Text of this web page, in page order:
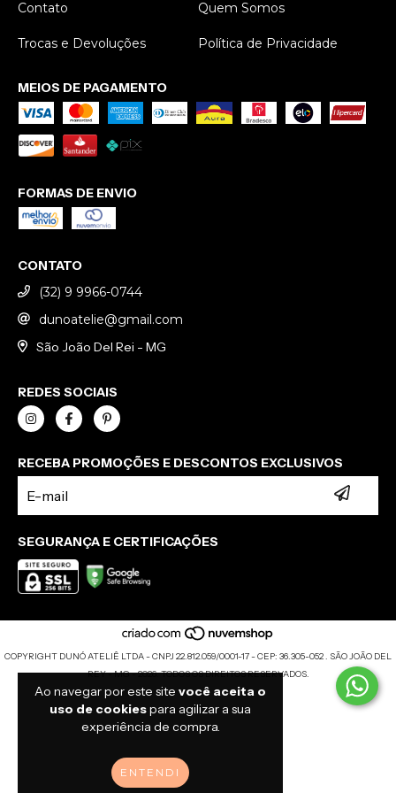
Ao navegar por este site você aceita o
uso de cookiespara agilizar a sua
experiência de compra.
ENTENDI
Recomendo de
separadinho para
cuidado realmente
Contato
Quem Somos
Trocas e Devoluções Política de Privacidade
MEIOS DE PAGAMENTO
FORMAS DE ENVIO
CONTATO
(32) 9 9966-0744
dunoatelie@gmail.com
São João Del Rei - MG
REDES SOCIAIS
RECEBA PROMOÇÕES E DESCONTOS EXCLUSIVOS
SEGURANÇA E CERTIFICAÇÕES
COPYRIGHT DUNÓ ATELIÊ LTDA - CNPJ 22.812.059/0001-17 - CEP: 36.305-052 . SÃO JOÃO DEL
REY - MG - 2026. TODOS OS DIREITOS RESERVADOS.